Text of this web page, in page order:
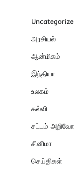
அரசியல்
ஆன்மிகம்
இந்தியா
உலகம்
கல்வி
சட்டம்
சினிமா
செய்திகள்